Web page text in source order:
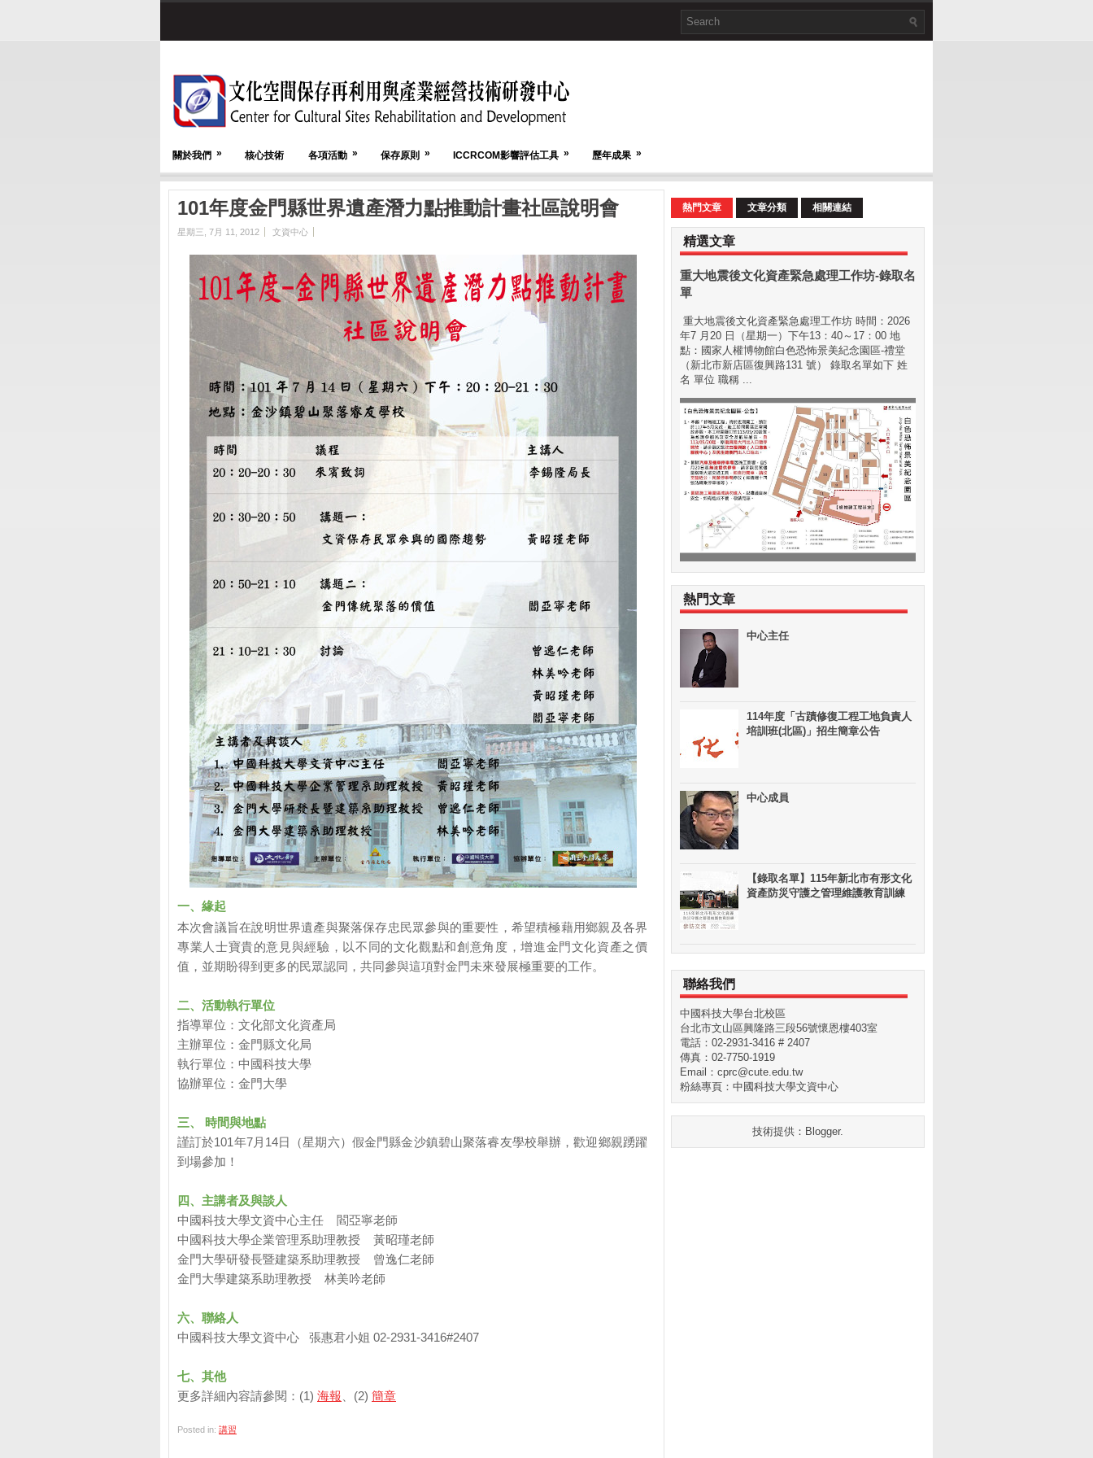
關於我們 » 核心技術 各項活動 » 保存原則 » ICCRCOM影響評估工具 » 歷年成果 »
101年度金門縣世界遺產潛力點推動計畫社區說明會
星期三, 7月 11, 2012 文資中心
一、緣起
本次會議旨在說明世界遺產與聚落保存忠民眾參與的重要性，希望積極藉用鄉親及各界
專業人士寶貴的意見與經驗，以不同的文化觀點和創意角度，增進金門文化資產之價
值，並期盼得到更多的民眾認同，共同參與這項對金門未來發展極重要的工作。
二、活動執行單位
指導單位：文化部文化資產局
主辦單位：金門縣文化局
執行單位：中國科技大學
協辦單位：金門大學
三、 時間與地點
謹訂於101年7月14日（星期六）假金門縣金沙鎮碧山聚落睿友學校舉辦，歡迎鄉親踴躍
到場參加！
四、主講者及與談人
中國科技大學文資中心主任 閻亞寧老師
中國科技大學企業管理系助理教授 黃昭瑾老師
金門大學研發長暨建築系助理教授 曾逸仁老師
金門大學建築系助理教授 林美吟老師
六、聯絡人
中國科技大學文資中心 張惠君小姐 02-2931-3416#2407
七、其他
更多詳細內容請參閱：(1) 海報 、(2) 簡章
Posted in: 講習
熱門文章 文章分類 相關連結
精選文章
重大地震後文化資產緊急處理工作坊-錄取名
單
重大地震後文化資產緊急處理工作坊 時間：2026
年7 月20 日（星期⼀）下午13：40～17：00 地
點：國家⼈權博物館白色恐怖景美紀念園區-禮堂
（新北市新店區復興路131 號） 錄取名單如下 姓
名 單位 職稱 ...
熱門文章
中心主任
114年度「古蹟修復工程工地負責人
培訓班(北區)」招生簡章公告
中心成員
【錄取名單】115年新北市有形文化
資產防災守護之管理維護教育訓練
聯絡我們
中國科技大學台北校區
台北市文山區興隆路三段56號懷恩樓403室
電話：02-2931-3416 # 2407
傳真：02-7750-1919
Email：cprc@cute.edu.tw
粉絲專頁：中國科技大學文資中心
技術提供： Blogger.